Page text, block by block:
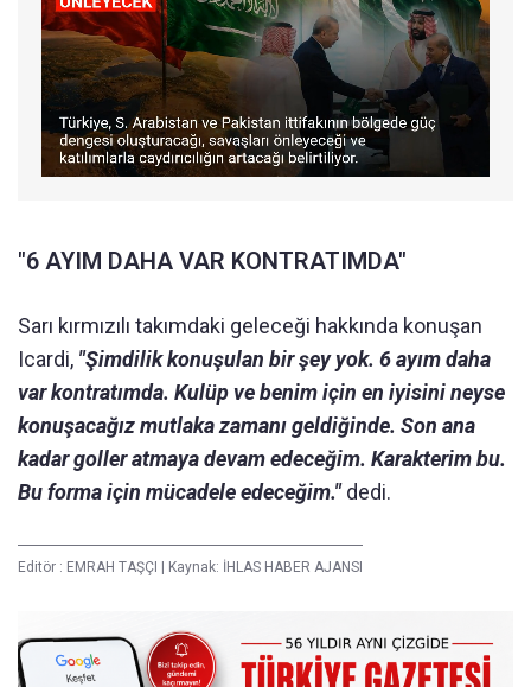
"6 AYIM DAHA VAR KONTRATIMDA"
Sarı kırmızılı takımdaki geleceği hakkında konuşan
Icardi, "Şimdilik konuşulan bir şey yok. 6 ayım daha
var kontratımda. Kulüp ve benim için en iyisini neyse
konuşacağız mutlaka zamanı geldiğinde. Son ana
kadar goller atmaya devam edeceğim. Karakterim bu.
Bu forma için mücadele edeceğim."dedi.
Editör : EMRAH TAŞÇI | Kaynak: İHLAS HABER AJANSI